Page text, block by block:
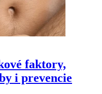
faktory,
i prevencie